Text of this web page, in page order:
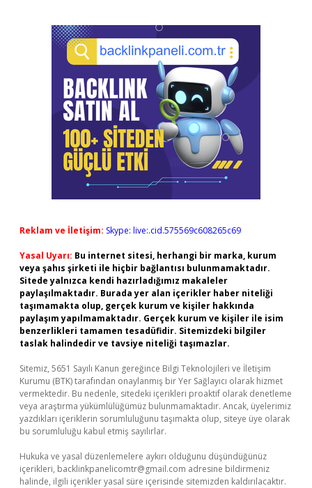
Reklam ve İletişim: Skype: live:.cid.575569c608265c69
Yasal Uyarı: Bu internet sitesi, herhangi bir marka, kurum
veya şahıs şirketi ile hiçbir bağlantısı bulunmamaktadır.
Sitede yalnızca kendi hazırladığımız makaleler
paylaşılmaktadır. Burada yer alan içerikler haber niteliği
taşımamakta olup, gerçek kurum ve kişiler hakkında
paylaşım yapılmamaktadır. Gerçek kurum ve kişiler ile isim
benzerlikleri tamamen tesadüfidir. Sitemizdeki bilgiler
taslak halindedir ve tavsiye niteliği taşımazlar.
Sitemiz, 5651 Sayılı Kanun gereğince Bilgi Teknolojileri ve İletişim
Kurumu (BTK) tarafından onaylanmış bir Yer Sağlayıcı olarak hizmet
vermektedir. Bu nedenle, sitedeki içerikleri proaktif olarak denetleme
veya araştırma yükümlülüğümüz bulunmamaktadır. Ancak, üyelerimiz
yazdıkları içeriklerin sorumluluğunu taşımakta olup, siteye üye olarak
bu sorumluluğu kabul etmiş sayılırlar.
Hukuka ve yasal düzenlemelere aykırı olduğunu düşündüğünüz
içerikleri, backlinkpanelicomtr@gmail.com adresine bildirmeniz
halinde, ilgili içerikler yasal süre içerisinde sitemizden kaldırılacaktır.